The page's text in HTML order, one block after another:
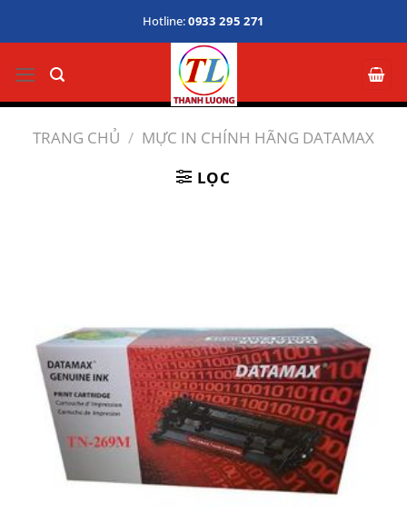
dung
Hotline:0933 295 271
TRANG CHỦ / MỰC IN CHÍNH HÃNG DATAMAX
LỌC